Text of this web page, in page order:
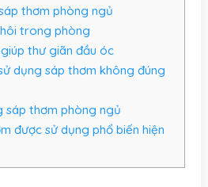
thơm phòng ngủ
trong phòng
thư giãn đầu óc
dụng sáp thơm không đúng
sáp thơm phòng ngủ
được sử dụng phổ biến hiện